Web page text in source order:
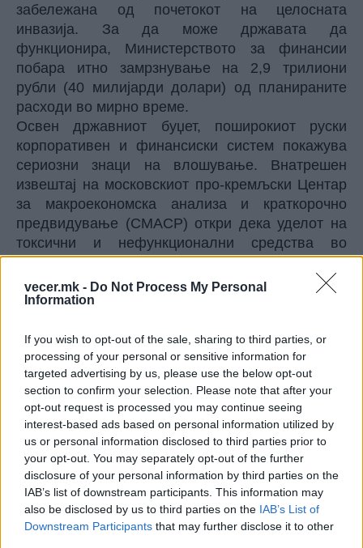
vecer.mk - Do Not Process My Personal
Information
If you wish to opt-out of the sale, sharing to third parties, or
processing of your personal or sensitive information for
targeted advertising by us, please use the below opt-out
section to confirm your selection. Please note that after your
opt-out request is processed you may continue seeing
interest-based ads based on personal information utilized by
us or personal information disclosed to third parties prior to
your opt-out. You may separately opt-out of the further
disclosure of your personal information by third parties on the
IAB’s list of downstream participants. This information may
also be disclosed by us to third parties on the IAB’s List of
Downstream Participants that may further disclose it to other
забележана од почетокот на целосната
инвазија. За да може државата да
функционира, Министерството за финансии
побара итно замрзнување на 2,9 трилиони
рубли (40 милијарди долари) од планираните
расходи во мирно време.
Освен државниот буџет, поширокиот руски
корпоративен и финансиски систем покажува
сериозни знаци на влошување. Внатрешен
извештај на московскиот про-кремљски Центар
за макроекономска анализа и краткорочно
предвидување (CMACP) откри дека уделот на
токсични и нефункционални средства во
рускиот банкарски сектор го надминал
меѓународно признатиот кризен праг од 10
проценти три последователни месеци.
моментов ги прикриваат овие лоши пласмани
со присилно реструктуирање на долгот за да се
спречи ширењето на паниката. Во исто време,
речиси половина од сите руски компании
пријавуваат сериозни и систематски доцнења
во плаќањата од страна на деловните
партнери, што создава растечки синџир на
ризици од неплаќање што се заканува да ја
замрзне домашната трговија.
Проблеми на бојното поле и украинскиот
одговор